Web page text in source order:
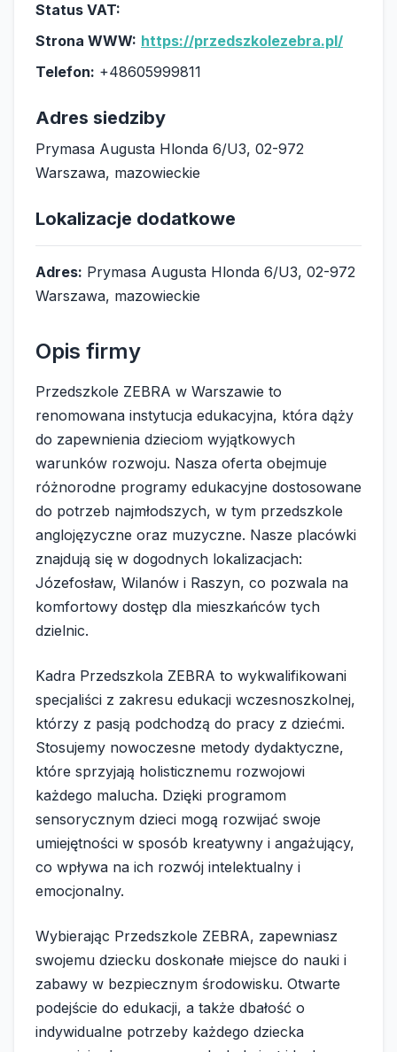
Status VAT:
Strona WWW: https://przedszkolezebra.pl/
Telefon: +48605999811
Adres siedziby
Prymasa Augusta Hlonda 6/U3, 02-972
Warszawa, mazowieckie
Lokalizacje dodatkowe
Adres: Prymasa Augusta Hlonda 6/U3, 02-972
Warszawa, mazowieckie
Opis firmy
Przedszkole ZEBRA w Warszawie to
renomowana instytucja edukacyjna, która dąży
do zapewnienia dzieciom wyjątkowych
warunków rozwoju. Nasza oferta obejmuje
różnorodne programy edukacyjne dostosowane
do potrzeb najmłodszych, w tym przedszkole
anglojęzyczne oraz muzyczne. Nasze placówki
znajdują się w dogodnych lokalizacjach:
Józefosław, Wilanów i Raszyn, co pozwala na
komfortowy dostęp dla mieszkańców tych
dzielnic.
Kadra Przedszkola ZEBRA to wykwalifikowani
specjaliści z zakresu edukacji wczesnoszkolnej,
którzy z pasją podchodzą do pracy z dziećmi.
Stosujemy nowoczesne metody dydaktyczne,
które sprzyjają holisticznemu rozwojowi
każdego malucha. Dzięki programom
sensorycznym dzieci mogą rozwijać swoje
umiejętności w sposób kreatywny i angażujący,
co wpływa na ich rozwój intelektualny i
emocjonalny.
Wybierając Przedszkole ZEBRA, zapewniasz
swojemu dziecku doskonałe miejsce do nauki i
zabawy w bezpiecznym środowisku. Otwarte
podejście do edukacji, a także dbałość o
indywidualne potrzeby każdego dziecka